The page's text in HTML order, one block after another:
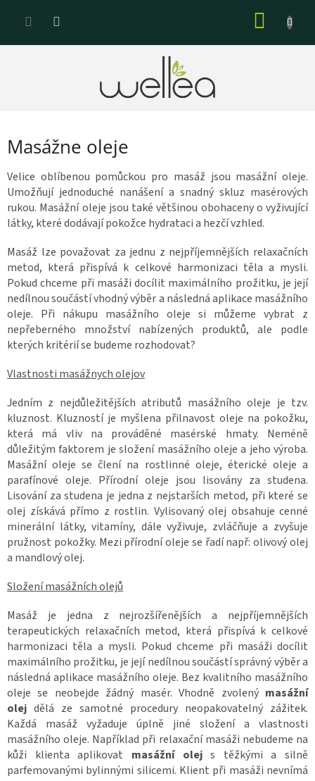
Masážne oleje
Velice oblíbenou pomůckou pro masáž jsou masážní oleje.
Umožňují jednoduché nanášení a snadný skluz masérových
rukou. Masážní oleje jsou také většinou obohaceny o vyživující
látky, které dodávají pokožce hydrataci a hezčí vzhled.
Masáž lze považovat za jednu z nejpříjemnějších relaxačních
metod, která přispívá k celkové harmonizaci těla a mysli.
Pokud chceme při masáži docílit maximálního prožitku, je její
nedílnou součástí vhodný výběr a následná aplikace masážního
oleje. Při nákupu masážního oleje si můžeme vybrat z
nepřeberného množství nabízených produktů, ale podle
kterých kritérií se budeme rozhodovat?
Vlastnosti masážnych olejov
Jedním z nejdůležitějších atributů masážního oleje je tzv.
kluznost. Kluzností je myšlena přilnavost oleje na pokožku,
která má vliv na prováděné masérské hmaty. Neméně
důležitým faktorem je složení masážního oleje a jeho výroba.
Masážní oleje se člení na rostlinné oleje, éterické oleje a
parafínové oleje. Přírodní oleje jsou lisovány za studena.
Lisování za studena je jedna z nejstarších metod, při které se
olej získává přímo z rostlin. Vylisovaný olej obsahuje cenné
minerální látky, vitamíny, dále vyživuje, zvláčňuje a zvyšuje
pružnost pokožky. Mezi přírodní oleje se řadí např: olivový olej
a mandlový olej.
Složení masážních olejů
Masáž je jedna z nejrozšířenějších a nejpříjemnějších
terapeutických relaxačních metod, která přispívá k celkové
harmonizaci těla a mysli. Pokud chceme při masáži docílit
maximálního prožitku, je její nedílnou součástí správný výběr a
následná aplikace masážního oleje. Bez kvalitního masážního
oleje se neobejde žádný masér. Vhodně zvolený masážní
olej dělá ze samotné procedury neopakovatelný zážitek.
Každá masáž vyžaduje úplně jiné složení a vlastnosti
masážního oleje. Například při relaxační masáži nebudeme na
kůži klienta aplikovat masážní olejs těžkými a silně
parfemovanými bylinnými silicemi. Klient při masáži nevnímá